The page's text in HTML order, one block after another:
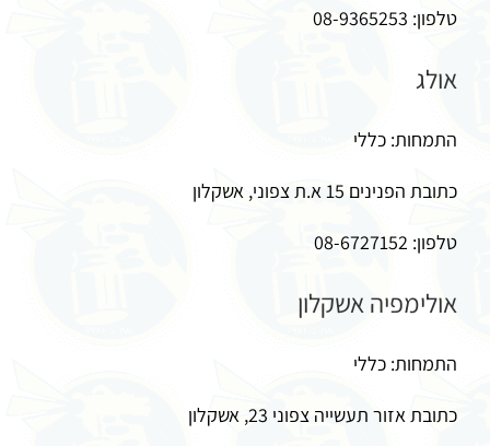
טלפון: 08-9365253
אולג
התמחות: כללי
כתובת הפנינים 15 א.ת צפוני, אשקלון
טלפון: 08-6727152
אולימפיה אשקלון
התמחות: כללי
כתובת אזור תעשייה צפוני 23, אשקלון